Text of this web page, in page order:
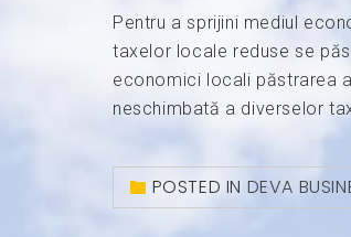
Pentru a sprijini mediul
taxelor locale reduse se
economici locali păstrarea
neschimbată a diverselor
POSTED IN DEVA